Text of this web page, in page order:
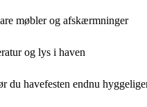
møbler og afskærmninger
og lys i haven
du havefesten endnu